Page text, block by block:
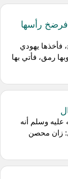
رأسها
فأخذها يهودي
رمق، فأتي بها
وسلم أنه
زان محصن